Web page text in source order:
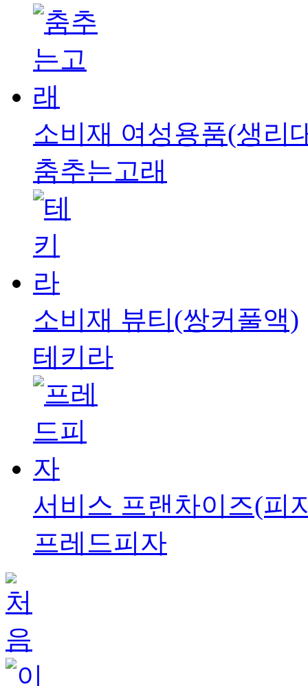
소비재 여성용품(생리
춤추는고래
소비재 뷰티(쌍커풀액)
테키라
서비스 프랜차이즈(피
프레드피자